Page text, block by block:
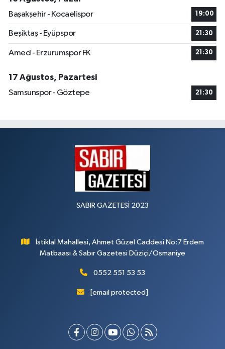
Başakşehir - Kocaelispor
19:00
Beşiktaş - Eyüpspor 21:30
Amed - Erzurumspor FK 21:30
17 Ağustos, Pazartesi
Samsunspor - Göztepe
21:30
SABIR GAZETESİ 2023
İstiklal Mahallesi, Ahmet Güzel Caddesi No:7 Erdem
Matbaası & Sabır Gazetesi Düziçi/Osmaniye
0552 551 53 53
[email protected]